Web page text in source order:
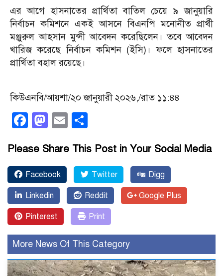
এর আগে হাসনাতের প্রার্থিতা বাতিল চেয়ে ৯ জানুয়ারি
নির্বাচন কমিশনে একই আসনে বিএনপি মনোনীত প্রার্থী
মঞ্জুরুল আহসান মুন্সী আবেদন করেছিলেন। তবে আবেদন
খারিজ করেছে নির্বাচন কমিশন (ইসি)। ফলে হাসনাতের
প্রার্থিতা বহাল রয়েছে।
কিউএনবি/আয়শা/২০ জানুয়ারী ২০২৬,/রাত ১১:৪৪
Facebook
Mastodon
Email
Please Share This Post in Your Social Media
Facebook Twitter Digg
Linkedin Reddit Google Plus
Pinterest Print
More News Of This Category